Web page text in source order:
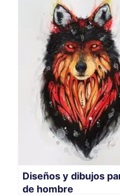
Diseños y dibujos
de hombre